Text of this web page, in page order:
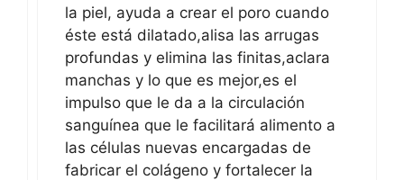
la piel, ayuda a crear el poro cuando
éste está dilatado,alisa las arrugas
profundas y elimina las finitas,aclara
manchas y lo que es mejor,es el
impulso que le da a la circulación
sanguínea que le facilitará alimento a
las células nuevas encargadas de
fabricar el colágeno y fortalecer la